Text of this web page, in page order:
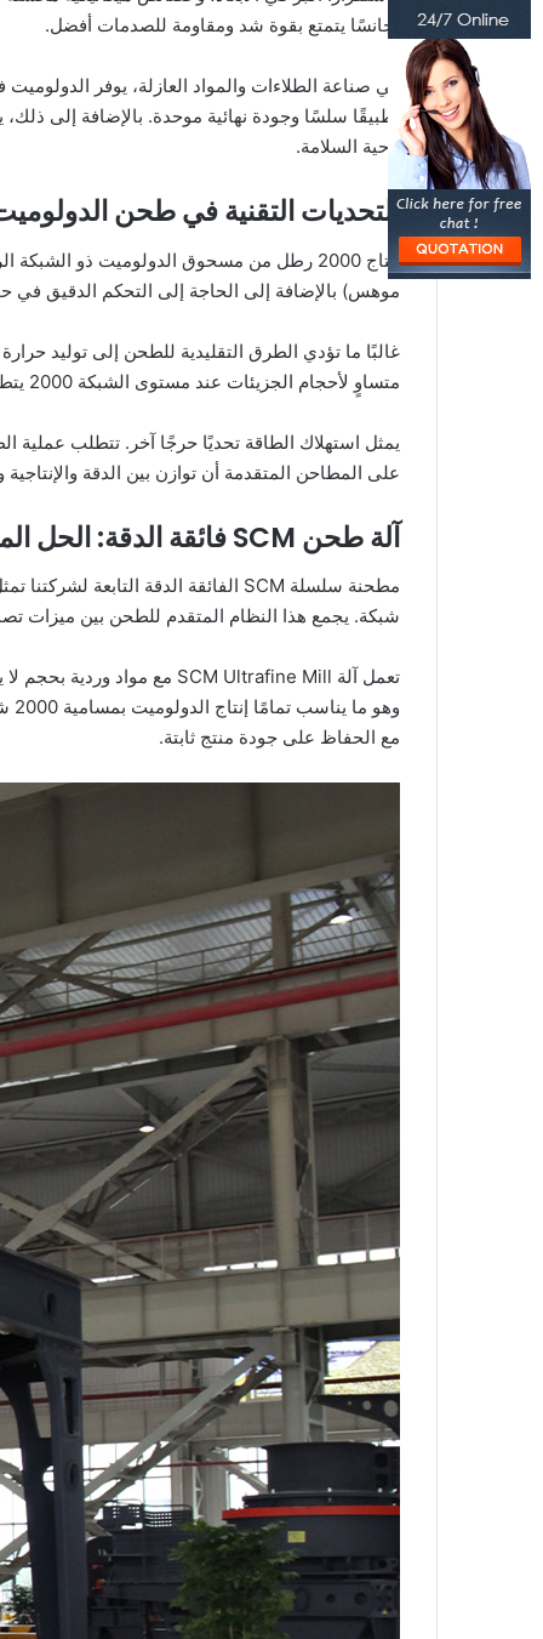
تجانسًا يتمتع بقوة شد ومقاومة للصدمات أفضل.
في صناعة الطلاءات والمواد العازلة، يوفر
تطبيقًا سلسًا وجودة نهائية موحدة. بالإضافة إلى
ناحية السلامة.
التحديات التقنية في طحن
موهس) بالإضافة إلى الحاجة إلى التحكم الدقيق في
غالبًا ما تؤدي الطرق التقليدية للطحن إلى توليد
متساوٍ لأحجام الجزيئات عند مستوى الشبكة 2000 يتطلب أنظمة تصنيف متقدمة قادرة على فصل الجزيئات بدقة بناءً على حجمها مع الحفاظ على معدلات إنتاج عالية.
يمثل استهلاك الطاقة تحديًا حرجًا آخر. تتطلب عملية
على المطاحن المتقدمة أن توازن بين الدقة
آلة طحن SCM فائقة الدقة: الحل المثالي لدولوميت بسماكة شبكة 2000
شبكة. يجمع هذا النظام المتقدم للطحن بين ميزات
مع الحفاظ على جودة منتج ثابتة.